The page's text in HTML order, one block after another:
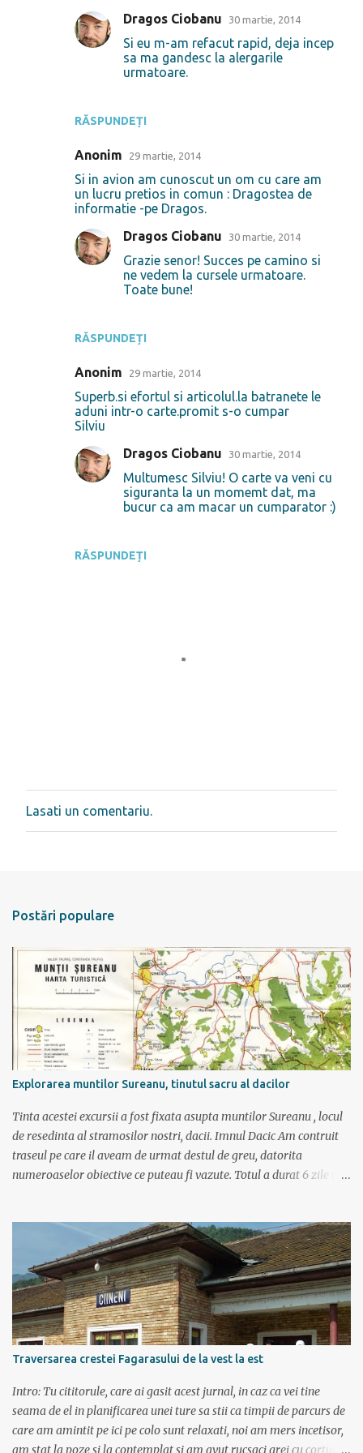
RĂSPUNDEȚI
Dragos Ciobanu 30 martie, 2014
Si eu m-am refacut rapid, deja incep
sa ma gandesc la alergarile
urmatoare.
Anonim 29 martie, 2014
Si in avion am cunoscut un om cu care am
un lucru pretios in comun : Dragostea de
informatie -pe Dragos.
RĂSPUNDEȚI
Dragos Ciobanu 30 martie, 2014
Grazie senor! Succes pe camino si
ne vedem la cursele urmatoare.
Toate bune!
Anonim 29 martie, 2014
Superb.si efortul si articolul.la batranete le
aduni intr-o carte.promit s-o cumpar
Silviu
RĂSPUNDEȚI
Dragos Ciobanu 30 martie, 2014
Multumesc Silviu! O carte va veni cu
siguranta la un momemt dat, ma
bucur ca am macar un cumparator :)
T
r
ț
m
n
t
a
i
Lasati un comentariu.
Postări populare
Explorarea muntilor Sureanu, tinutul sacru al dacilor
Tinta acestei excursii a fost fixata asupta muntilor Sureanu , locul
de resedinta al stramosilor nostri, dacii. Imnul Dacic Am contruit
traseul pe care il aveam de urmat destul de greu, datorita
numeroaselor obiective ce puteau fi vazute. Totul a durat 6 zile ca
plecam decat cu masina dacilor, ce-i drept restilizata si
imbunatatita, denumita acum Dacia Logan. Ne-am inarmat cu 3-4
harti si cu un plan bine documentat de vreo 15 pagini (cine il vrea
sa ridice mana sus). Am inghesuit cu greu rucsacii, corturile, sacii
de dormit si mancarea in masina.
Traversarea crestei Fagarasului de la vest la est
Intro: Tu cititorule, care ai gasit acest jurnal, in caz ca vei tine
seama de el in planificarea unei ture sa stii ca timpii de parcurs de
care am amintit pe ici pe colo sunt relaxati, noi am mers incetisor,
am stat la poze si la contemplat si am avut rucsaci grei cu corturi si